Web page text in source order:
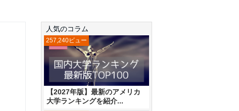
人気のコラム
【2027年版】最新のアメリカ
大学ランキングを紹介...
257,240ビュー